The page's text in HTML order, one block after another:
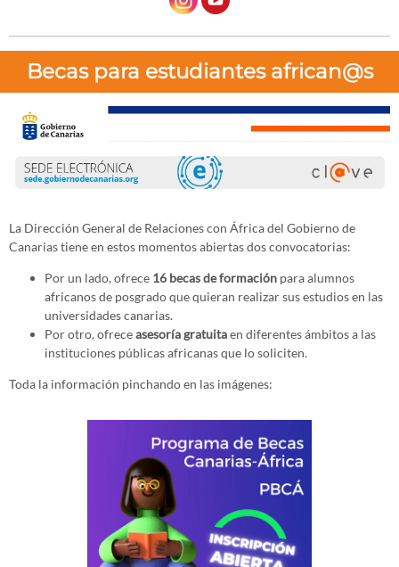
Becas para estudiantes african@s
La Dirección General de Relaciones con África del Gobierno de
Canarias tiene en estos momentos abiertas dos convocatorias:
Por un lado, ofrece 16 becas de formación para alumnos
africanos de posgrado que quieran realizar sus estudios en las
universidades canarias.
Por otro, ofreceasesoría gratuitaen diferentes ámbitos a las
instituciones públicas africanas que lo soliciten.
Toda la información pinchando en las imágenes: